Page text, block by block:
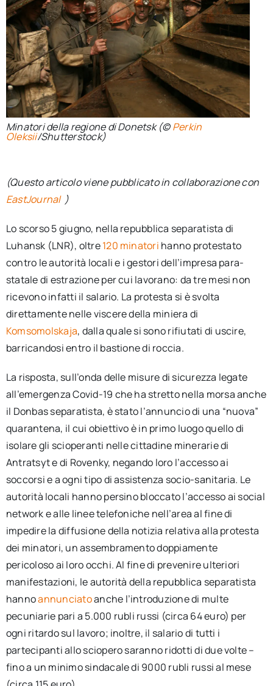
Minatori della regione di Donetsk (©Perkin
Oleksii/Shutterstock)
(Questo articolo viene pubblicato in collaborazione con
EastJournal )
Lo scorso 5 giugno, nella repubblica separatista di
Luhansk (LNR), oltre120 minatori hanno protestato
contro le autorità locali e i gestori dell’impresa para-
statale di estrazione per cui lavorano: da tre mesi non
ricevono infatti il salario. La protesta si è svolta
direttamente nelle viscere della miniera di
Komsomolskaja, dalla quale si sono rifiutati di uscire,
barricandosi entro il bastione di roccia.
La risposta, sull’onda delle misure di sicurezza legate
all’emergenza Covid-19 che ha stretto nella morsa anche
il Donbas separatista, è stato l’annuncio di una “nuova”
quarantena, il cui obiettivo è in primo luogo quello di
isolare gli scioperanti nelle cittadine minerarie di
Antratsyt e di Rovenky, negando loro l’accesso ai
soccorsi e a ogni tipo di assistenza socio-sanitaria. Le
autorità locali hanno persino bloccato l’accesso ai social
network e alle linee telefoniche nell’area al fine di
impedire la diffusione della notizia relativa alla protesta
dei minatori, un assembramento doppiamente
pericoloso ai loro occhi. Al fine di prevenire ulteriori
manifestazioni, le autorità della repubblica separatista
hannoannunciatoanche l’introduzione di multe
pecuniarie pari a 5.000 rubli russi (circa 64 euro) per
ogni ritardo sul lavoro; inoltre, il salario di tutti i
partecipanti allo sciopero saranno ridotti di due volte –
fino a un minimo sindacale di 9000 rubli russi al mese